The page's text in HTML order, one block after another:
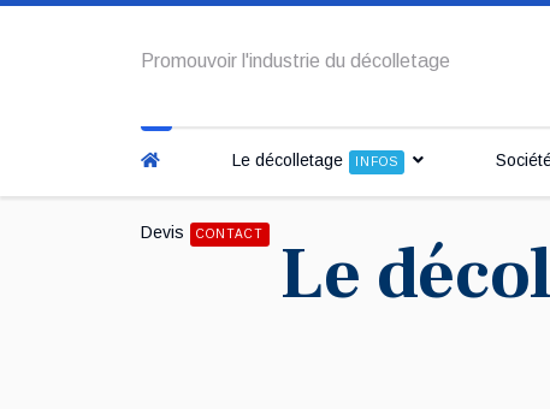
Promouvoir l'industrie du décolletage
Le décolletage INFOS
Devis CONTACT
Le